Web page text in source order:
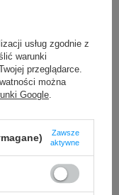
4520DN
600B
800 duocolor
usług zgodnie z
warunki
przeglądarce.
można
Google
Zawsze
aktywne